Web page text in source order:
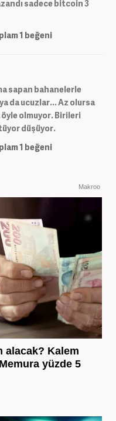
sadece bitcoin 3
1 beğeni
sapan bahanelerle
da ucuzlar... Az olursa
öyle olmuyor. Birileri
düşüyor.
1 beğeni
Makroo
alacak? Kalem
yüzde 5